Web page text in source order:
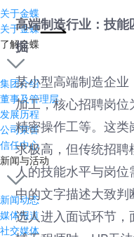
关于金蝶
关于金蝶
了解金蝶
集团介绍
董事及管理层
发展历程
公司荣誉
信任中心
新闻与活动
新闻动态
媒体报道
社交媒体
高端制造行业：技
掘
某小型高端制造企
加工，核心招聘岗位
精密操作工等。这
求极高，但传统招聘
人的技能水平与岗
中的文字描述大致
选人进入面试环节